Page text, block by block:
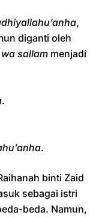
,
diganti oleh
sallam menjadi
.
.
binti Zaid
sebagai istri
beda. Namun,